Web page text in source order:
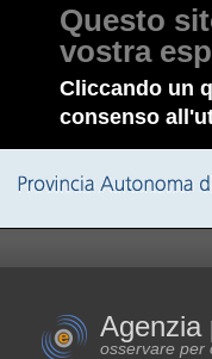
Questo
vostra
Cliccando un
consenso
Agenzia
osservare per